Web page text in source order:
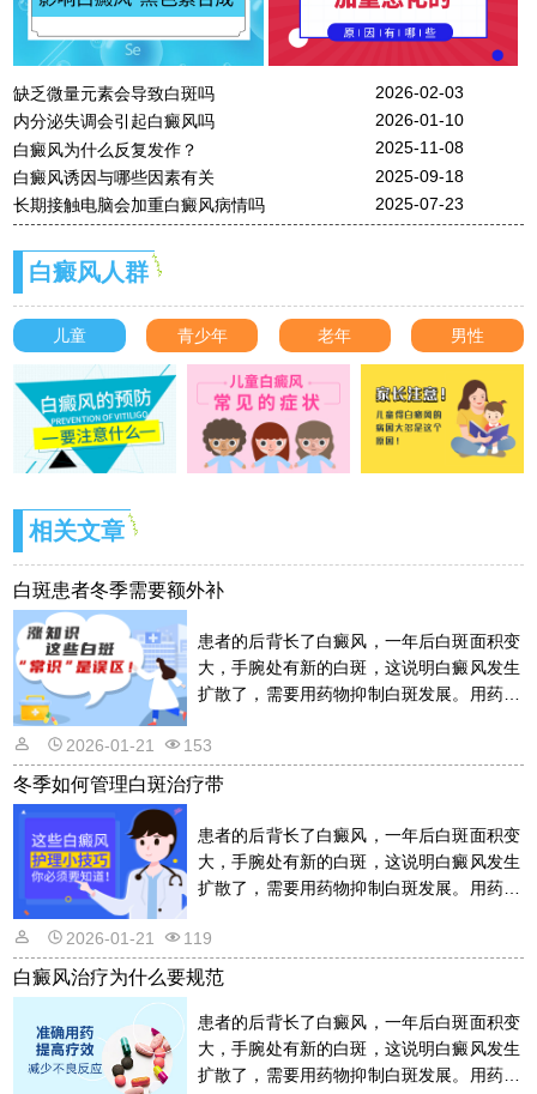
缺乏微量元素会导致白斑吗
2026-02-03
内分泌失调会引起白癜风吗
2026-01-10
白癜风为什么反复发作？
2025-11-08
白癜风诱因与哪些因素有关
2025-09-18
长期接触电脑会加重白癜风病情吗
2025-07-23
白癜风人群
儿童 青少年 老年 男性
相关文章
白斑患者冬季需要额外补
患者的后背长了白癜风，一年后白斑面积变
大，手腕处有新的白斑，这说明白癜风发生
扩散了，需要用药物抑制白斑发展。用药物
其反。详情请看文章介绍内容。
2026-01-21 153
冬季如何管理白斑治疗带
患者的后背长了白癜风，一年后白斑面积变
大，手腕处有新的白斑，这说明白癜风发生
扩散了，需要用药物抑制白斑发展。用药物
其反。详情请看文章介绍内容。
2026-01-21 119
白癜风治疗为什么要规范
患者的后背长了白癜风，一年后白斑面积变
大，手腕处有新的白斑，这说明白癜风发生
扩散了，需要用药物抑制白斑发展。用药物